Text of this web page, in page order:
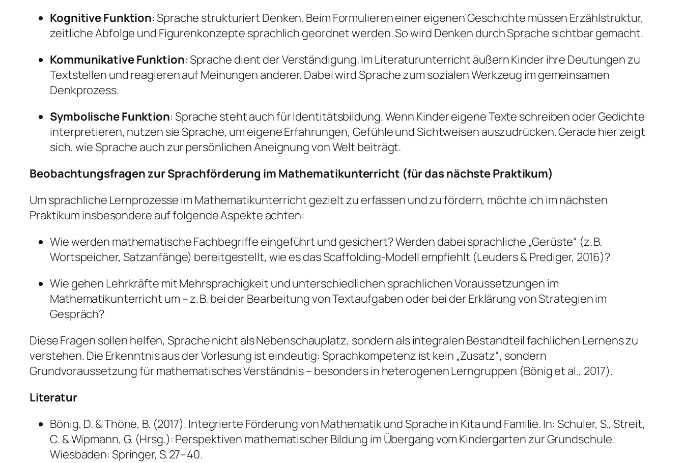
Kognitive Funktion: Sprache strukturiert Denken. Beim Formulieren einer eigenen Geschichte müssen Erzählstruktur,
zeitliche Abfolge und Figurenkonzepte sprachlich geordnet werden. So wird Denken durch Sprache sichtbar gemacht.
Kommunikative Funktion: Sprache dient der Verständigung. Im Literaturunterricht äußern Kinder ihre Deutungen zu
Textstellen und reagieren auf Meinungen anderer. Dabei wird Sprache zum sozialen Werkzeug im gemeinsamen
Denkprozess.
Symbolische Funktion: Sprache steht auch für Identitätsbildung. Wenn Kinder eigene Texte schreiben oder Gedichte
interpretieren, nutzen sie Sprache, um eigene Erfahrungen, Gefühle und Sichtweisen auszudrücken. Gerade hier zeigt
sich, wie Sprache auch zur persönlichen Aneignung von Welt beiträgt.
Beobachtungsfragen zur Sprachförderung im Mathematikunterricht (für das nächste Praktikum)
Um sprachliche Lernprozesse im Mathematikunterricht gezielt zu erfassen und zu fördern, möchte ich im nächsten
Praktikum insbesondere auf folgende Aspekte achten:
Wie werden mathematische Fachbegriffe eingeführt und gesichert? Werden dabei sprachliche „Gerüste“ (z. B.
Wortspeicher, Satzanfänge) bereitgestellt, wie es das Scaffolding-Modell empfiehlt (Leuders & Prediger, 2016)?
Wie gehen Lehrkräfte mit Mehrsprachigkeit und unterschiedlichen sprachlichen Voraussetzungen im
Mathematikunterricht um – z. B. bei der Bearbeitung von Textaufgaben oder bei der Erklärung von Strategien im
Gespräch?
Diese Fragen sollen helfen, Sprache nicht als Nebenschauplatz, sondern als integralen Bestandteil fachlichen Lernens zu
verstehen. Die Erkenntnis aus der Vorlesung ist eindeutig: Sprachkompetenz ist kein „Zusatz“, sondern
Grundvoraussetzung für mathematisches Verständnis – besonders in heterogenen Lerngruppen (Bönig et al., 2017).
Literatur
Bönig, D. & Thöne, B. (2017). Integrierte Förderung von Mathematik und Sprache in Kita und Familie. In: Schuler, S., Streit,
C. & Wipmann, G. (Hrsg.): Perspektiven mathematischer Bildung im Übergang vom Kindergarten zur Grundschule.
Wiesbaden: Springer, S. 27–40.